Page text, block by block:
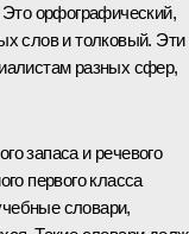
орфографический,
слов и толковый. Эти
разных сфер,
запаса и речевого
первого класса
словари,